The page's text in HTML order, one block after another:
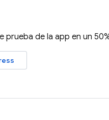
prueba de la app en un